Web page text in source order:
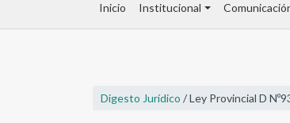
Inicio Institucional
Digesto Jurídico / Ley Provincial D